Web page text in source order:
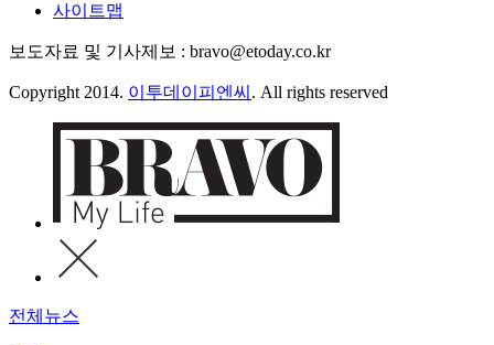
사이트맵
보도자료 및 기사제보 : bravo@etoday.co.kr
Copyright 2014. 이투데이피엔씨 . All rights reserved
전체뉴스